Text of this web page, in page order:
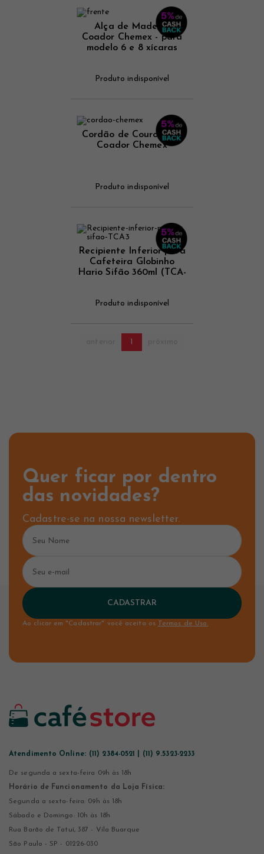
Alça de Madeira
Coador Chemex - para
modelo 6 e 8 xícaras
Produto indisponível
Cordão de Couro para
Coador Chemex
Produto indisponível
Recipiente Inferior para
Cafeteira Globinho
Hario Sifão 360ml (TCA-
Produto indisponível
1
Quer ficar por dentro
das novidades?
Cadastre-se na nossa newsletter.
CADASTRAR
Ao clicar em "Cadastrar" você aceita os Termos de Uso.
Atendimento Online: (11) 2384-0521 | (11) 9.5323-2233
De segunda a sexta-feira 09h às 18h
Horário de Funcionamento da Loja Física:
Segunda a sexta-feira: 09h às 18h
Sábado e Domingo: 10h às 18h
Rua Barão de Tatuí, 387 - Vila Buarque
São Paulo - SP - 01226-030